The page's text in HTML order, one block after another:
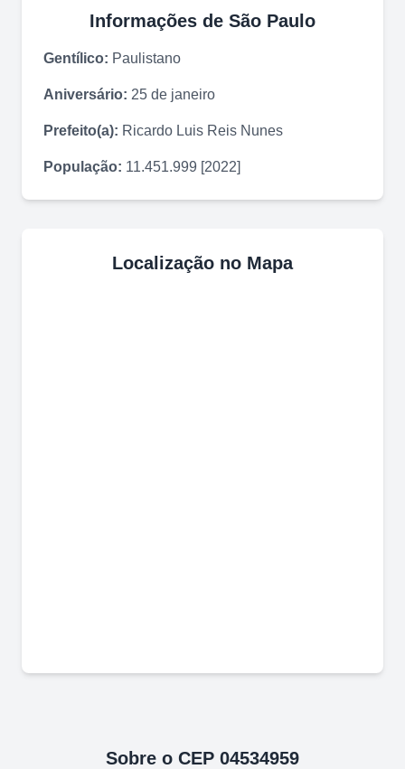
Informações de São Paulo
Gentílico: Paulistano
Aniversário: 25 de janeiro
Prefeito(a): Ricardo Luis Reis Nunes
População: 11.451.999 [2022]
Localização no Mapa
Sobre o CEP 04534959